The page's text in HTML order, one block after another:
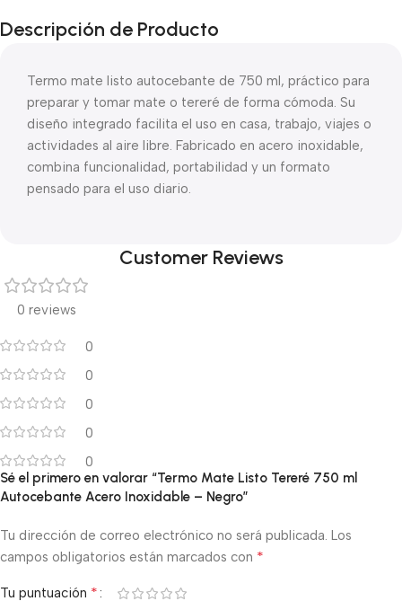
Descripción de Producto
Termo mate listo autocebante de 750 ml, práctico para
preparar y tomar mate o tereré de forma cómoda. Su
diseño integrado facilita el uso en casa, trabajo, viajes o
actividades al aire libre. Fabricado en acero inoxidable,
combina funcionalidad, portabilidad y un formato
pensado para el uso diario.
Customer Reviews
0 reviews
0
0
0
0
0
Sé el primero en valorar “Termo Mate Listo Tereré 750 ml
Autocebante Acero Inoxidable – Negro”
Tu dirección de correo electrónico no será publicada. Los
campos obligatorios están marcados con *
Tu puntuación *